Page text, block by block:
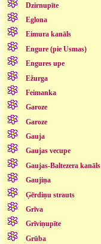
Dzirnupīte
Eglona
Eimura kanāls
Engure (pie Usmas)
Engures upe
Ežurga
Feimanka
Garoze
Garoze
Gauja
Gaujas vecupe
Gaujas-Baltezera kanāls
Gaujiņa
Ģērdiņu strauts
Grīva
Grīviņupīte
Grūba